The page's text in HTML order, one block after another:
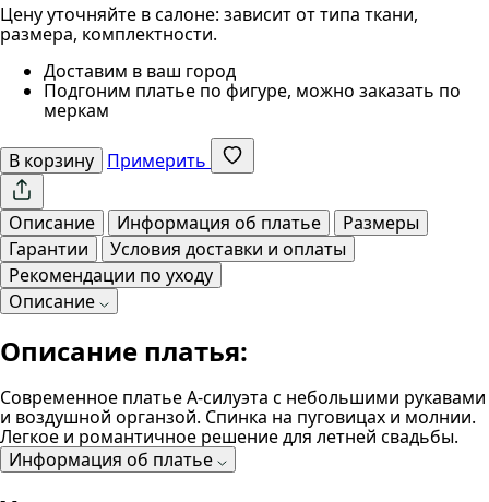
Цену уточняйте в салоне: зависит от типа ткани,
размера, комплектности.
Доставим в ваш город
Подгоним платье по фигуре, можно заказать по
меркам
В корзину Примерить
Описание Информация об платье
Размеры
Гарантии
Условия доставки и оплаты
Рекомендации по уходу
Описание
Описание платья:
Современное платье А-силуэта с небольшими рукавами
и воздушной органзой. Спинка на пуговицах и молнии.
Легкое и романтичное решение для летней свадьбы.
Информация об платье